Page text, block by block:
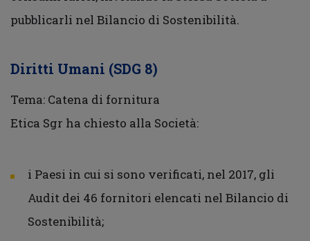
pubblicarli nel Bilancio di Sostenibilità.
Diritti Umani (SDG 8)
Tema: Catena di fornitura
Etica Sgr ha chiesto alla Società:
i Paesi in cui si sono verificati, nel 2017, gli
Audit dei 46 fornitori elencati nel Bilancio di
Sostenibilità;